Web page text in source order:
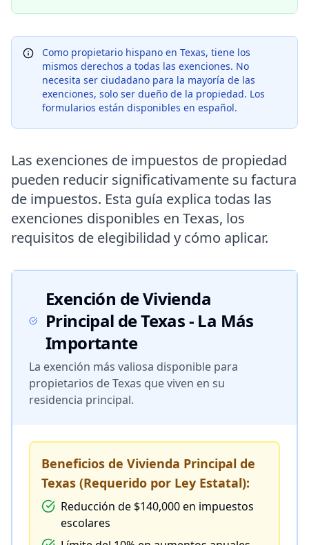
Como propietario hispano en Texas, tiene los
mismos derechos a todas las exenciones. No
necesita ser ciudadano para la mayoría de las
exenciones, solo ser dueño de la propiedad. Los
formularios están disponibles en español.
Las exenciones de impuestos de propiedad
pueden reducir significativamente su factura
de impuestos. Esta guía explica todas las
exenciones disponibles en Texas, los
requisitos de elegibilidad y cómo aplicar.
Exención de Vivienda
Principal de Texas - La Más
Importante
La exención más valiosa disponible para
propietarios de Texas que viven en su
residencia principal.
Beneficios de Vivienda Principal de
Texas (Requerido por Ley Estatal):
Reducción de $140,000 en impuestos
escolares